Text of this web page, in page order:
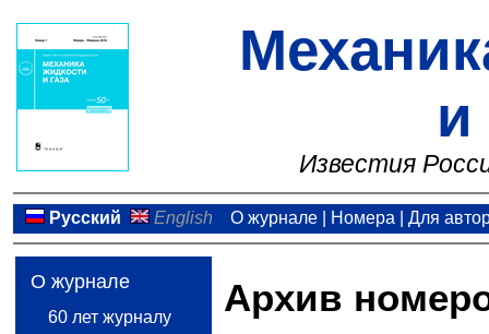
и
Известия
Русский English О журнале| Номера Для
О журнале
60 лет журналу Архив